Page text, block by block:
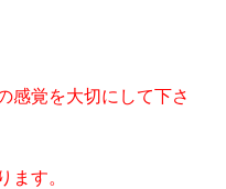
感覚を大切にして下さ
ます。